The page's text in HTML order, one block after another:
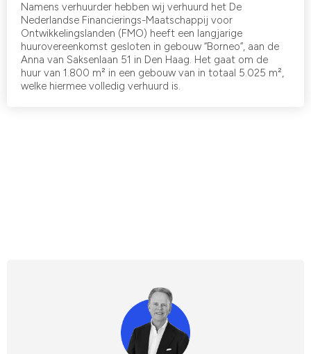
Namens verhuurder hebben wij verhuurd het De
Nederlandse Financierings-Maatschappij voor
Ontwikkelingslanden (FMO) heeft een langjarige
huurovereenkomst gesloten in gebouw “Borneo”, aan de
Anna van Saksenlaan 51 in Den Haag. Het gaat om de
huur van 1.800 m² in een gebouw van in totaal 5.025 m²,
welke hiermee volledig verhuurd is.